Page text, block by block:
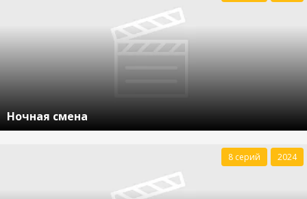
Ночная смена
8 серий 2024